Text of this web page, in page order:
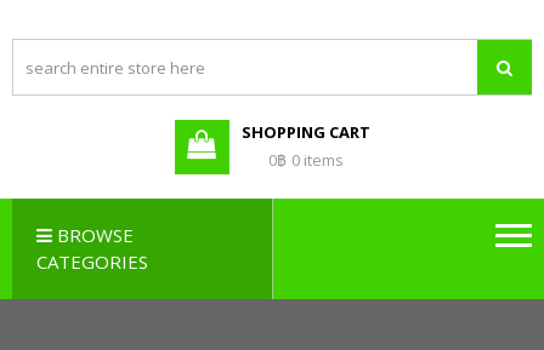
PBX LAO, IP-
PBX LAO,
PABX LAO,
NETWORK
SHOPPING CART
0฿ 0 items
BROWSE
CATEGORIES